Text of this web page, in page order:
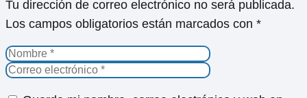
Tu dirección de correo electrónico no será publicada.
Los campos obligatorios están marcados con *